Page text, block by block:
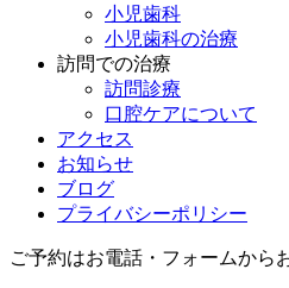
小児歯科
小児歯科の治療
訪問での治療
訪問診療
口腔ケアについて
アクセス
お知らせ
ブログ
プライバシーポリシー
ご予約はお電話・フォームから